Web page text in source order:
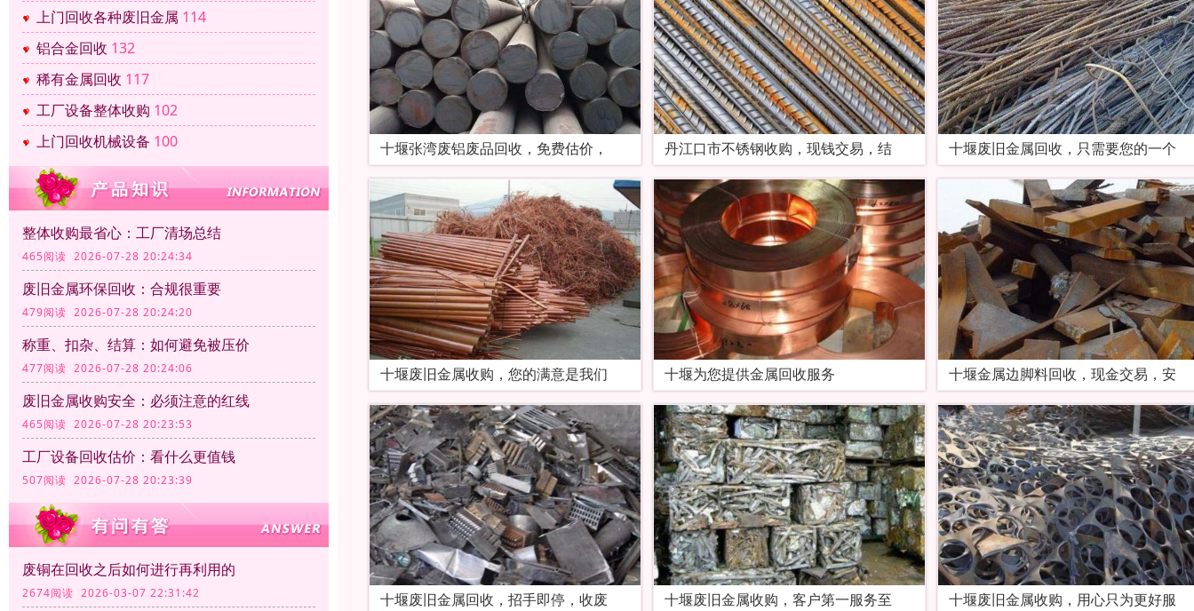
上门回收各种废旧金属 114
铝合金回收 132
稀有金属回收 117
工厂设备整体收购 102
上门回收机械设备 100
整体收购最省心：工厂清场总结
465阅读 2026-07-28 20:24:34
废旧金属环保回收：合规很重要
479阅读 2026-07-28 20:24:20
称重、扣杂、结算：如何避免被压价
477阅读 2026-07-28 20:24:06
废旧金属收购安全：必须注意的红线
465阅读 2026-07-28 20:23:53
工厂设备回收估价：看什么更值钱
507阅读 2026-07-28 20:23:39
废铜在回收之后如何进行再利用的
2674阅读 2026-03-07 22:31:42
十堰张湾废铝废品回收，免费估价， 丹江口市不锈钢收购，现钱交易，结 十堰废旧金属回收，只需要您的一个
十堰废旧金属收购，您的满意是我们 十堰为您提供金属回收服务 十堰金属边脚料回收，现金交易，安
十堰废旧金属回收，招手即停，收废 十堰废旧金属收购，客户第一服务至 十堰废旧金属收购，用心只为更好服